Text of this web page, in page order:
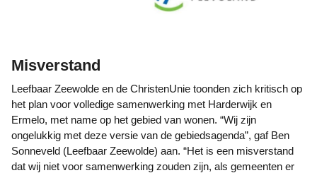
Misverstand
Leefbaar Zeewolde en de ChristenUnie toonden zich kritisch op
het plan voor volledige samenwerking met Harderwijk en
Ermelo, met name op het gebied van wonen. “Wij zijn
ongelukkig met deze versie van de gebiedsagenda”, gaf Ben
Sonneveld (Leefbaar Zeewolde) aan. “Het is een misverstand
dat wij niet voor samenwerking zouden zijn, als gemeenten er